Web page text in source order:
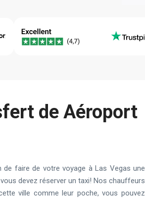
de Aéroport
faire de votre voyage à Las Vegas une
devez réserver un taxi! Nos chauffeurs
ville comme leur poche, vous pouvez